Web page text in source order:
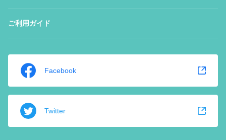
ご利用ガイド
Facebook
Twitter